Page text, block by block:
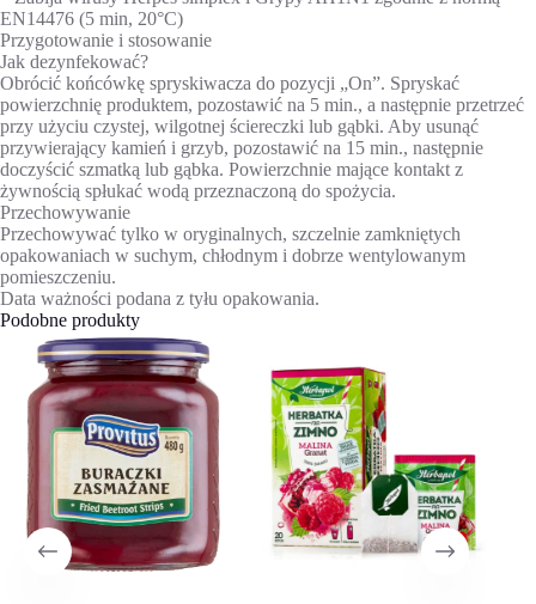
EN14476 (5 min, 20°C)
Przygotowanie i stosowanie
Jak dezynfekować?
Obrócić końcówkę spryskiwacza do pozycji „On”. Spryskać
powierzchnię produktem, pozostawić na 5 min., a następnie przetrzeć
przy użyciu czystej, wilgotnej ściereczki lub gąbki. Aby usunąć
przywierający kamień i grzyb, pozostawić na 15 min., następnie
doczyścić szmatką lub gąbka. Powierzchnie mające kontakt z
żywnością spłukać wodą przeznaczoną do spożycia.
Przechowywanie
Przechowywać tylko w oryginalnych, szczelnie zamkniętych
opakowaniach w suchym, chłodnym i dobrze wentylowanym
pomieszczeniu.
Data ważności podana z tyłu opakowania.
Podobne produkty